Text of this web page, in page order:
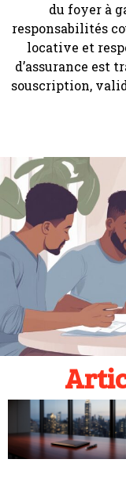
du foyer à
responsabilités
locative et
d’assurance est
souscription,